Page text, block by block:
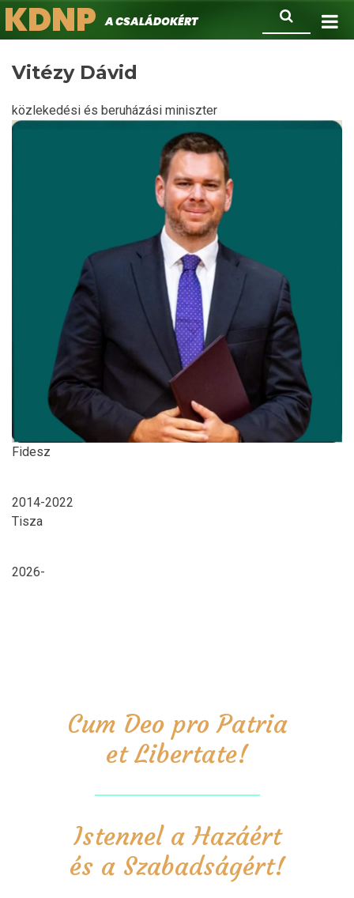
Ugrás
a
Keresés
KDNPA családokért.
Vitézy Dávid
közlekedési és beruházási miniszter
Fidesz
2014-2022
Tisza
2026-
Cum Deo pro Patria
et Libertate!
Istennel a Hazáért
és a Szabadságért!